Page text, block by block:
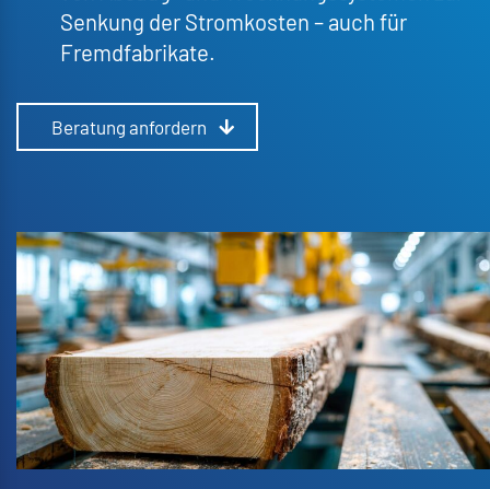
Senkung der Stromkosten – auch für
Fremdfabrikate.
Beratung anfordern